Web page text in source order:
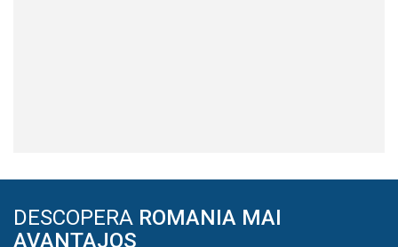
DESCOPERA ROMANIA MAI
AVANTAJOS